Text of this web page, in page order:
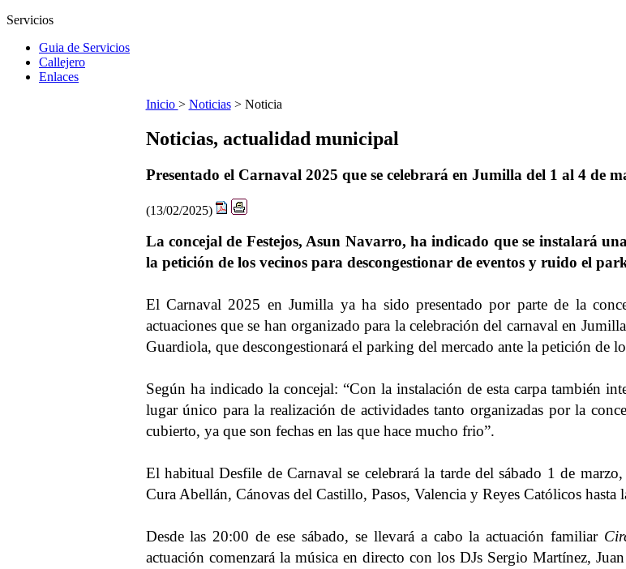
Servicios
Guia de Servicios
Callejero
Enlaces
Inicio > Noticias> Noticia
Noticias, actualidad municipal
Presentado el Carnaval 2025 que se celebrará en Jumilla del 1 al 4 de
(13/02/2025)
La concejal de Festejos, Asun Navarro, ha indicado que se instalará
la petición de los vecinos para descongestionar de eventos y ruido el
El Carnaval 2025 en Jumilla ya ha sido presentado por parte de la
actuaciones que se han organizado para la celebración del carnaval en
Guardiola, que descongestionará el parking del mercado ante la petición de
Según ha indicado la concejal: “Con la instalación de esta carpa también
lugar único para la realización de actividades tanto organizadas por la
cubierto, ya que son fechas en las que hace mucho frio”.
El habitual Desfile de Carnaval se celebrará la tarde del sábado 1 de
Cura Abellán, Cánovas del Castillo, Pasos, Valencia y Reyes Católicos hasta
Desde las 20:00 de ese sábado, se llevará a cabo la actuación familiar
actuación comenzará la música en directo con los DJs Sergio Martínez,